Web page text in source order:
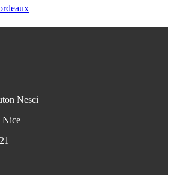
Nesci
Nice